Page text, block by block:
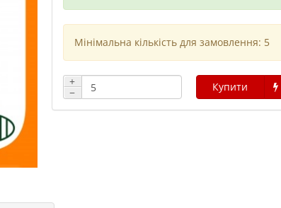
Мінімальна кількість для замовлення: 5
+
−
Купити